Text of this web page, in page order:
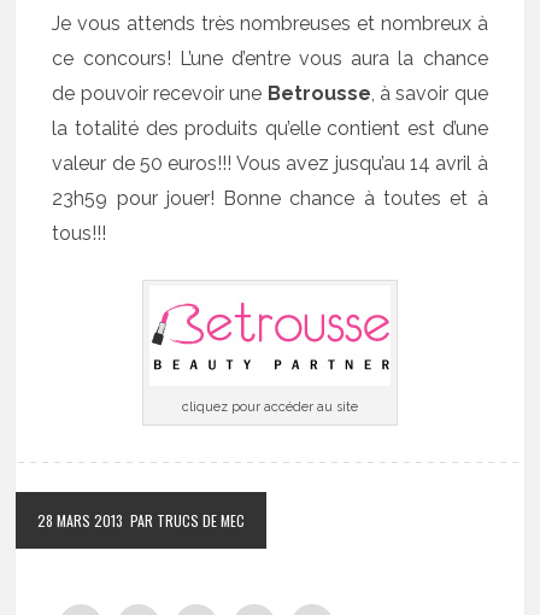
Je vous attends très nombreuses et nombreux à
ce concours! L’une d’entre vous aura la chance
de pouvoir recevoir une Betrousse, à savoir que
la totalité des produits qu’elle contient est d’une
valeur de 50 euros!!! Vous avez jusqu’au 14 avril à
23h59 pour jouer! Bonne chance à toutes et à
tous!!!
cliquez pour accéder au site
28 MARS 2013 PAR TRUCS DE MEC